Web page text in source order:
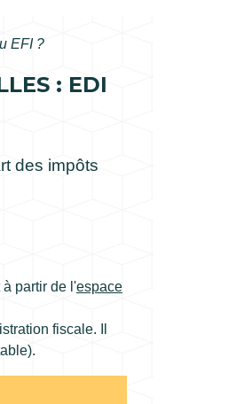
EFI ?
: EDI
des impôts
partir de l'espace
fiscale. Il